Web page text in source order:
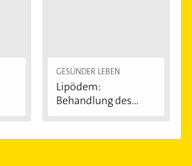
GESÜNDER LEBEN
Lipödem:
Behandlung des